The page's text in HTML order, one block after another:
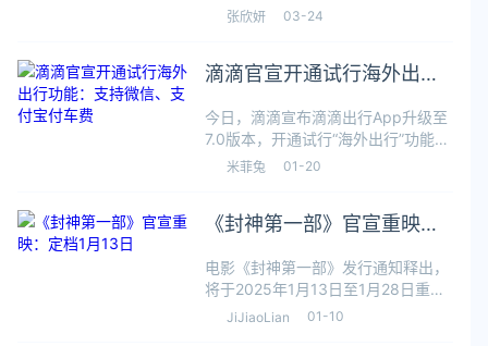
响。截至发稿，央视体育更新的国足
然无法直播本场比赛。记者又查询央
张欣妍 03-24
滴滴官宣开通试行海外出行
车费
今日，滴滴宣布滴滴出行App升级至
7.0版本，开通试行“海外出行”功能，
支持中文界面、线上支付和中文客
坡、马来西亚、印度尼西亚、越南等
米菲兔 01-20
《封神第一部》官宣重映：
电影《封神第一部》发行通知释出，
将于2025年1月13日至1月28日重
映。《封神第一部》于2023年7月20
JiJiaoLian 01-10